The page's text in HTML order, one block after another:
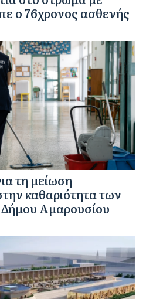
ο 76χρονος ασθενής
τη μείωση
καθαριότητα των
Αμαρουσίου